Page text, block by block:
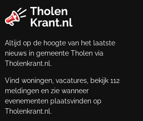
Altijd op de hoogte van het laatste
nieuws in gemeente Tholen via
Tholenkrant.nl.
Vind woningen, vacatures, bekijk 112
meldingen en zie wanneer
evenementen plaatsvinden op
Tholenkrant.nl.